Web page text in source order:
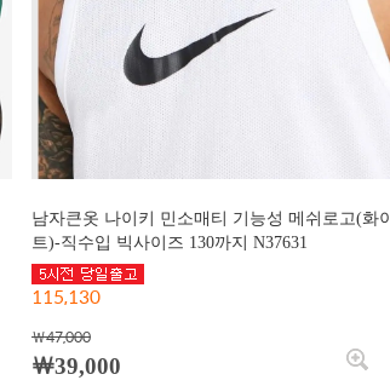
남자큰옷 나이키 민소매티 기능성 메쉬로고(화이
트)-직수입 빅사이즈 130까지 N37631
115,130
￦47,000
￦39,000